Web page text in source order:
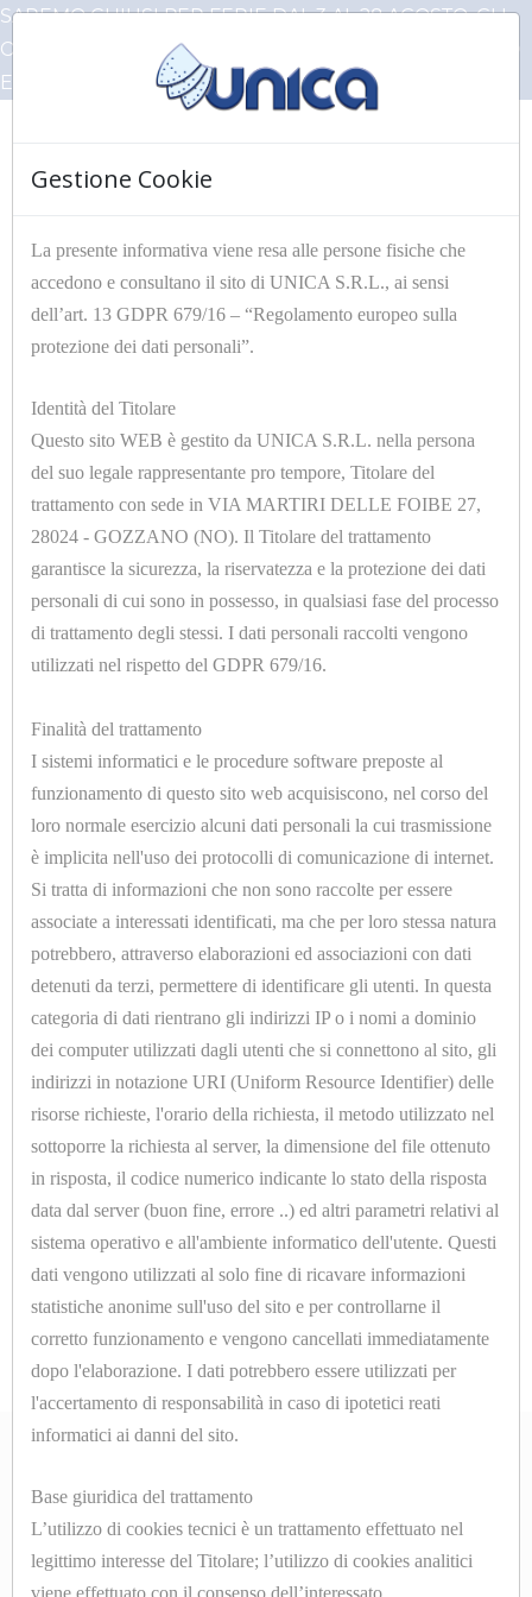
SAREMO CHIUSI PER FERIE DAL 3 AL 28 AGOSTO, GLI
ORDINI PERVENUTI IN QUESTO PERIODO VERRANNO
EVASI AL NOSTRO RIENTRO
☰
HOME
ACCESSORI
PRODOTTI
DI
CONSUMO
APPARECCHIATURE
ATTREZZATURE
CALDAIE
TAVOLI
DA
STIRO
CAMICIOTTI
PER
MANICHINO
TOPPER
DI
LIVELLO
VISIVI
HOME Articoli Unica IMBOTTITURE TAGLIATE A SAGOMA
Filtri
12 di 74 risultati
Opzioni
U1135.E
SCHIUMATO SILICONE ESPANSO TAGLIATOMOD. F
SP.=7mm.
U1135.C
SCHIUMATO SILICONE ESPANSO TAGLIATOMOD.
MAXI SP.=7mm.
<< < > >>
ABOUT
Azienda
Gestione Cookie
La presente informativa viene resa alle persone fisiche che
accedono e consultano il sito di UNICA S.R.L., ai sensi
dell’art. 13 GDPR 679/16 – “Regolamento europeo sulla
protezione dei dati personali”.
Identità del Titolare
Questo sito WEB è gestito da UNICA S.R.L. nella persona
del suo legale rappresentante pro tempore, Titolare del
trattamento con sede in VIA MARTIRI DELLE FOIBE 27,
28024 - GOZZANO (NO). Il Titolare del trattamento
garantisce la sicurezza, la riservatezza e la protezione dei dati
personali di cui sono in possesso, in qualsiasi fase del processo
di trattamento degli stessi. I dati personali raccolti vengono
utilizzati nel rispetto del GDPR 679/16.
Finalità del trattamento
I sistemi informatici e le procedure software preposte al
funzionamento di questo sito web acquisiscono, nel corso del
loro normale esercizio alcuni dati personali la cui trasmissione
è implicita nell'uso dei protocolli di comunicazione di internet.
Si tratta di informazioni che non sono raccolte per essere
associate a interessati identificati, ma che per loro stessa natura
potrebbero, attraverso elaborazioni ed associazioni con dati
detenuti da terzi, permettere di identificare gli utenti. In questa
categoria di dati rientrano gli indirizzi IP o i nomi a dominio
dei computer utilizzati dagli utenti che si connettono al sito, gli
indirizzi in notazione URI (Uniform Resource Identifier) delle
risorse richieste, l'orario della richiesta, il metodo utilizzato nel
sottoporre la richiesta al server, la dimensione del file ottenuto
in risposta, il codice numerico indicante lo stato della risposta
data dal server (buon fine, errore ..) ed altri parametri relativi al
sistema operativo e all'ambiente informatico dell'utente. Questi
dati vengono utilizzati al solo fine di ricavare informazioni
statistiche anonime sull'uso del sito e per controllarne il
corretto funzionamento e vengono cancellati immediatamente
dopo l'elaborazione. I dati potrebbero essere utilizzati per
l'accertamento di responsabilità in caso di ipotetici reati
informatici ai danni del sito.
Base giuridica del trattamento
L’utilizzo di cookies tecnici è un trattamento effettuato nel
legittimo interesse del Titolare; l’utilizzo di cookies analitici